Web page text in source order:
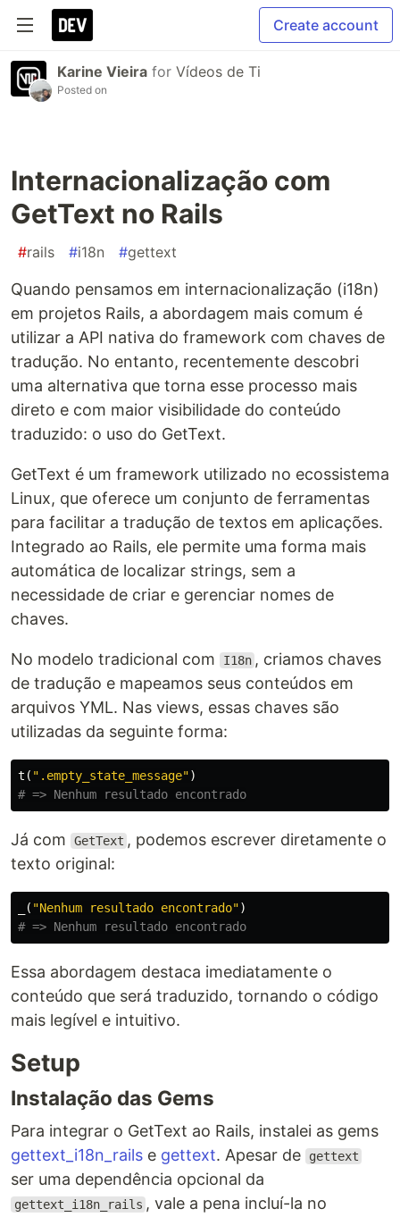
Create account
Karine Vieira for Vídeos de Ti
Posted on
Internacionalização com
GetText no Rails
#rails #i18n #gettext
Quando pensamos em internacionalização (i18n)
em projetos Rails, a abordagem mais comum é
utilizar a API nativa do framework com chaves de
tradução. No entanto, recentemente descobri
uma alternativa que torna esse processo mais
direto e com maior visibilidade do conteúdo
traduzido: o uso do GetText.
GetText é um framework utilizado no ecossistema
Linux, que oferece um conjunto de ferramentas
para facilitar a tradução de textos em aplicações.
Integrado ao Rails, ele permite uma forma mais
automática de localizar strings, sem a
necessidade de criar e gerenciar nomes de
chaves.
No modelo tradicional com I18n , criamos chaves
de tradução e mapeamos seus conteúdos em
arquivos YML. Nas views, essas chaves são
utilizadas da seguinte forma:
t ( ".empty_state_message")
# => Nenhum resultado encontrado
Já com GetText , podemos escrever diretamente o
texto original:
( "Nenhum resultado encontrado")
# => Nenhum resultado encontrado
Essa abordagem destaca imediatamente o
conteúdo que será traduzido, tornando o código
mais legível e intuitivo.
Setup
Instalação das Gems
Para integrar o GetText ao Rails, instalei as gems
gettext_i18n_rails e gettext. Apesar de gettext
ser uma dependência opcional da
gettext_i18n_rails , vale a pena incluí-la no